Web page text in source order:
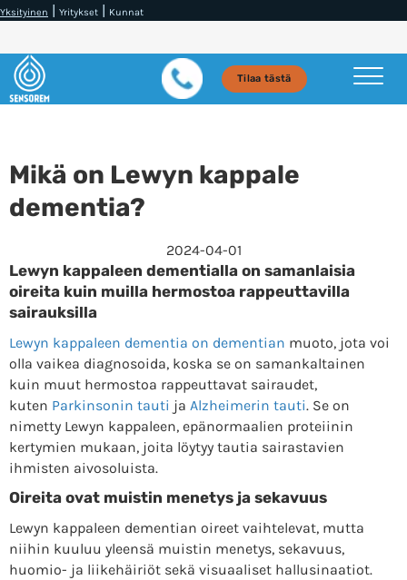
Yksityinen | Yritykset | Kunnat
Tilaa tästä
Mikä on Lewyn kappale
dementia?
2024-04-01
Lewyn kappaleen dementialla on samanlaisia ​​
oireita kuin muilla hermostoa rappeuttavilla
sairauksilla
Lewyn kappaleen dementia on dementian muoto, jota voi
olla vaikea diagnosoida, koska se on samankaltainen
kuin muut hermostoa rappeuttavat sairaudet,
kuten Parkinsonin tauti ja Alzheimerin tauti. Se on
nimetty Lewyn kappaleen, epänormaalien proteiinin
kertymien mukaan, joita löytyy tautia sairastavien
ihmisten aivosoluista.
Oireita ovat muistin menetys ja sekavuus
Lewyn kappaleen dementian oireet vaihtelevat, mutta
niihin kuuluu yleensä muistin menetys, sekavuus,
huomio- ja liikehäiriöt sekä visuaaliset hallusinaatiot.